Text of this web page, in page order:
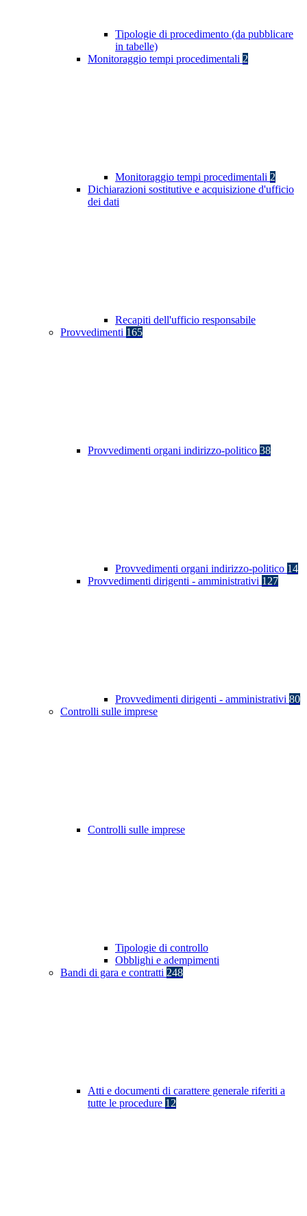
Tipologie di procedimento (da pubblicare
in tabelle)
Monitoraggio tempi procedimentali 2
Monitoraggio tempi procedimentali 2
Dichiarazioni sostitutive e acquisizione d'ufficio
dei dati
Recapiti dell'ufficio responsabile
Provvedimenti 165
Provvedimenti organi indirizzo-politico 38
Provvedimenti organi indirizzo-politico 14
Provvedimenti dirigenti - amministrativi 127
Provvedimenti dirigenti - amministrativi 80
Controlli sulle imprese
Controlli sulle imprese
Tipologie di controllo
Obblighi e adempimenti
Bandi di gara e contratti 248
Atti e documenti di carattere generale riferiti a
tutte le procedure 12